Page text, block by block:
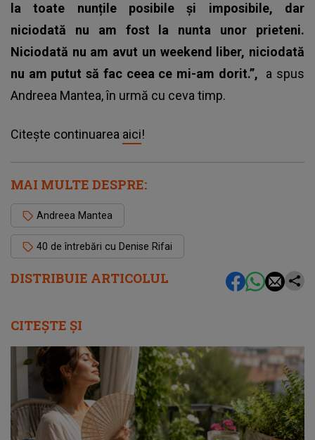
DISTRIBUIE ARTICOLUL
la toate nunțile posibile și imposibile, dar
niciodată nu am fost la nunta unor prieteni.
Niciodată nu am avut un weekend liber, niciodată
nu am putut să fac ceea ce mi-am dorit.”, a spus
Andreea Mantea, în urmă cu ceva timp.
Citește continuarea aici!
MAI MULTE DESPRE:
Andreea Mantea
40 de întrebări cu Denise Rifai
CITEȘTE ȘI